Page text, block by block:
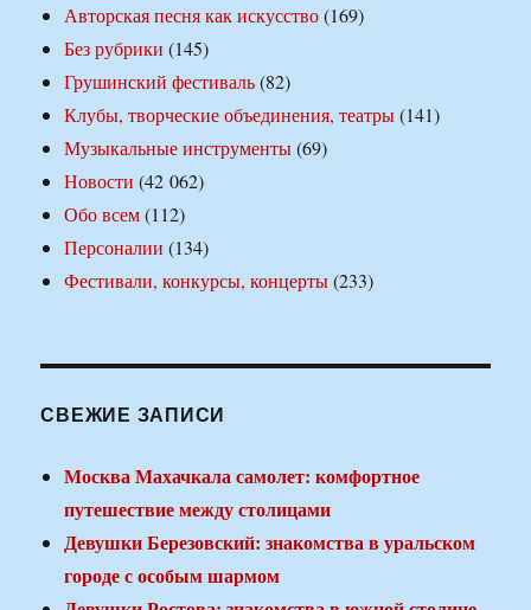
Авторская песня как искусство(169)
Без рубрики (145)
Грушинский фестиваль(82)
Клубы, творческие объединения, театры(141)
Музыкальные инструменты(69)
Новости (42 062)
Обо всем(112)
Персоналии (134)
Фестивали, конкурсы, концерты(233)
СВЕЖИЕ ЗАПИСИ
Москва Махачкала самолет: комфортное
путешествие между столицами
Девушки Березовский: знакомства в уральском
городе с особым шармом